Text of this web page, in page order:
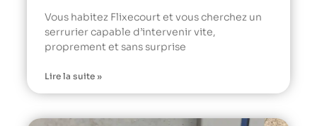
Vous habitez Flixecourt et vous cherchez un
serrurier capable d’intervenir vite,
proprement et sans surprise
Lire la suite »